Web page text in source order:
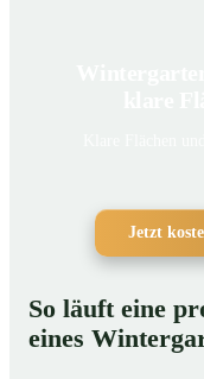
Jetzt
So läuft eine
eines